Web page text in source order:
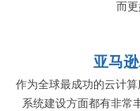
而
亚马
作为全球最成功的云计
系统建设方面都有非常